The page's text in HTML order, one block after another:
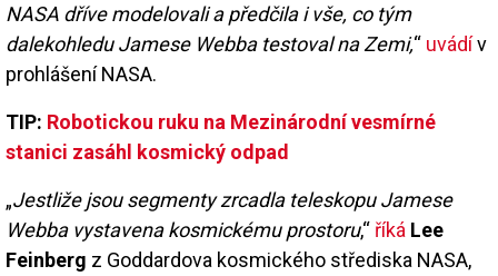
NASA dříve modelovali a předčila i vše, co tým
dalekohledu Jamese Webba testoval na Zemi,“ uvádív
prohlášení NASA.
TIP: Robotickou ruku na Mezinárodní vesmírné
stanici zasáhl kosmický odpad
„Jestliže jsou segmenty zrcadla teleskopu Jamese
Webba vystavena kosmickému prostoru,“ říká Lee
Feinberg z Goddardova kosmického střediska NASA,